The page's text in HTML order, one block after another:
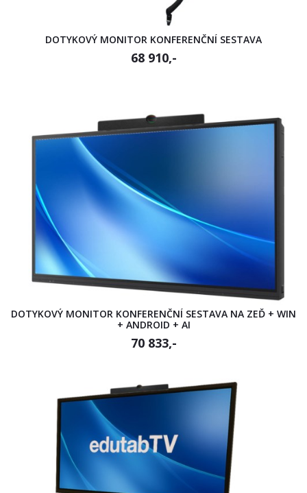
DOTYKOVÝ MONITOR KONFERENČNÍ SESTAVA
68 910,-
DOTYKOVÝ MONITOR KONFERENČNÍ SESTAVA NA ZEĎ + WIN
+ ANDROID + AI
70 833,-